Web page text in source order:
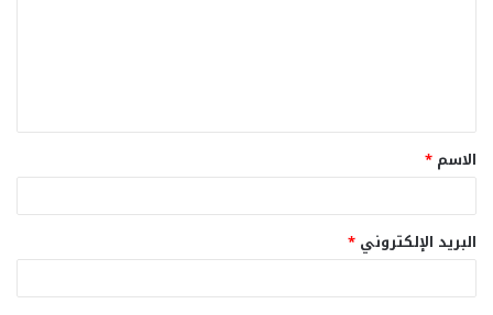
ق
*
الاسم *
البريد الإلكتروني *